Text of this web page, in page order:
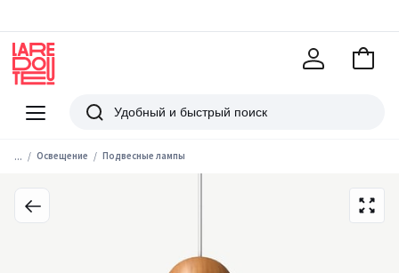
Меню
Redoute
Поиск
В
... Освещение Подвесные лампы